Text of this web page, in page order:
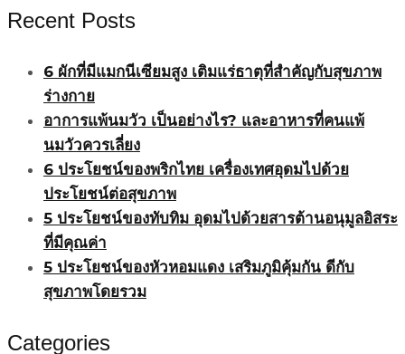
Recent Posts
6 ผักที่มีแมกนีเซียมสูง เติมแร่ธาตุที่สำคัญกับสุขภาพ
ร่างกาย
อาการแพ้นมวัว เป็นอย่างไร? และอาหารที่คนแพ้
นมวัวควรเลี่ยง
6 ประโยชน์ของพริกไทย เครื่องเทศอุดมไปด้วย
ประโยชน์ต่อสุขภาพ
5 ประโยชน์ของทับทิม อุดมไปด้วยสารต้านอนุมูลอิสระ
ที่มีคุณค่า
5 ประโยชน์ของหัวหอมแดง เสริมภูมิคุ้มกัน ดีกับ
สุขภาพโดยรวม
Categories